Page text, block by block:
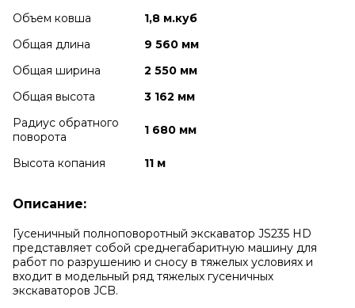
Объем ковша
1,8 м.куб
Общая длина
9 560 мм
Общая ширина
2 550 мм
Общая высота
3 162 мм
Радиус обратного
поворота
1 680 мм
Высота копания 11 м
Описание:
Гусеничный полноповоротный экскаватор JS235 HD
представляет собой среднегабаритную машину для
работ по разрушению и сносу в тяжелых условиях и
входит в модельный ряд тяжелых гусеничных
экскаваторов JCB.